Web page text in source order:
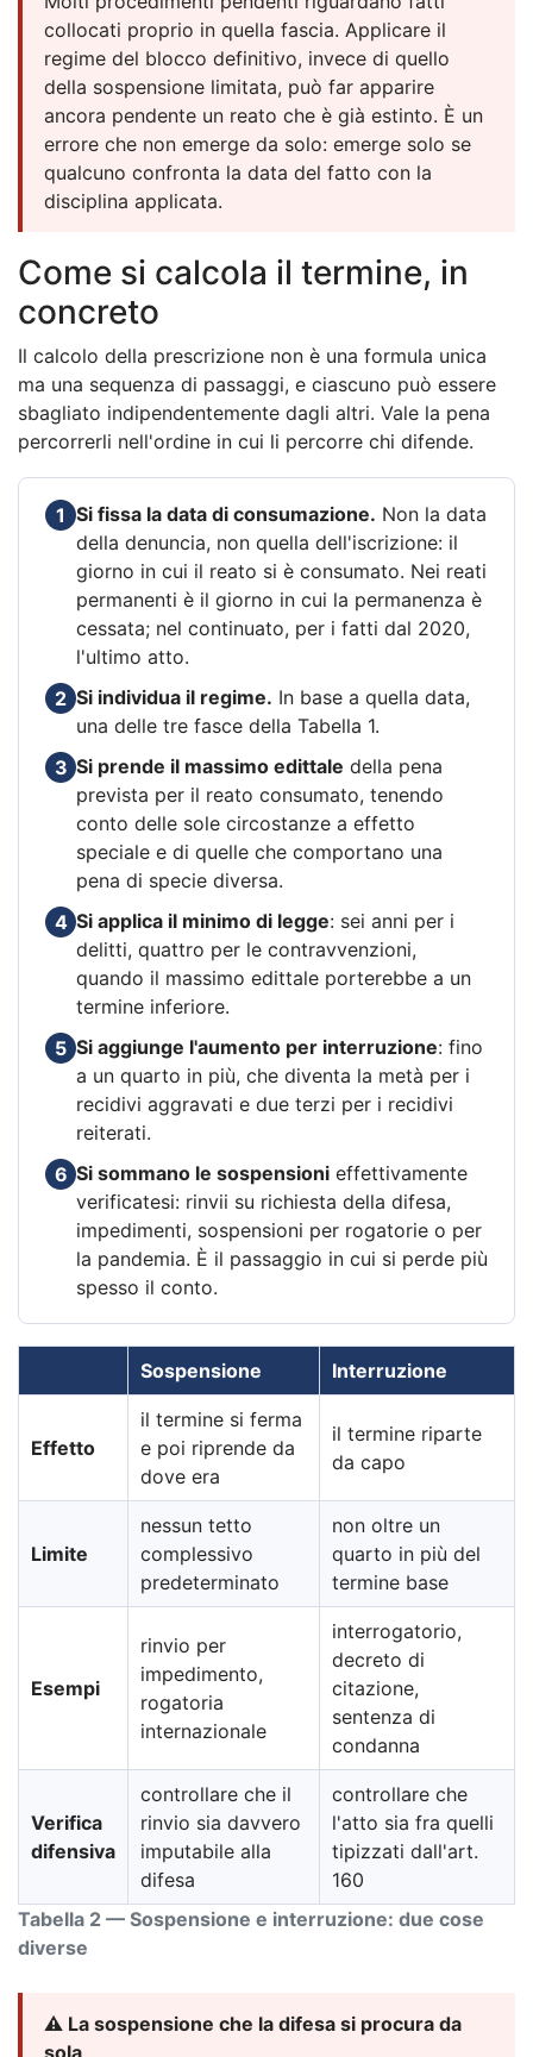
collocati proprio in quella fascia. Applicare il
regime del blocco definitivo, invece di quello
della sospensione limitata, può far apparire
ancora pendente un reato che è già estinto. È un
errore che non emerge da solo: emerge solo se
qualcuno confronta la data del fatto con la
disciplina applicata.
Come si calcola il termine, in
concreto
Il calcolo della prescrizione non è una formula unica
ma una sequenza di passaggi, e ciascuno può essere
sbagliato indipendentemente dagli altri. Vale la pena
percorrerli nell'ordine in cui li percorre chi difende.
1 Si fissa la data di consumazione. Non la data
della denuncia, non quella dell'iscrizione: il
giorno in cui il reato si è consumato. Nei reati
permanenti è il giorno in cui la permanenza è
cessata; nel continuato, per i fatti dal 2020,
l'ultimo atto.
2 Si individua il regime. In base a quella data,
una delle tre fasce della Tabella 1.
3 Si prende il massimo edittale della pena
prevista per il reato consumato, tenendo
conto delle sole circostanze a effetto
speciale e di quelle che comportano una
pena di specie diversa.
4 Si applica il minimo di legge: sei anni per i
delitti, quattro per le contravvenzioni,
quando il massimo edittale porterebbe a un
termine inferiore.
5 Si aggiunge l'aumento per interruzione: fino
a un quarto in più, che diventa la metà per i
recidivi aggravati e due terzi per i recidivi
reiterati.
6 Si sommano le sospensioni effettivamente
verificatesi: rinvii su richiesta della difesa,
impedimenti, sospensioni per rogatorie o per
la pandemia. È il passaggio in cui si perde più
spesso il conto.
Tabella 2 — Sospensione e interruzione: due cose
diverse
Sospensione Interruzione
Effetto
il termine si ferma
e poi riprende da
dove era
il termine riparte
da capo
Limite
nessun tetto
complessivo
predeterminato
non oltre un
quarto in più del
termine base
Esempi
rinvio per
impedimento,
rogatoria
internazionale
interrogatorio,
decreto di
citazione,
sentenza di
condanna
Verifica
difensiva
controllare che il
rinvio sia davvero
imputabile alla
difesa
controllare che
l'atto sia fra quelli
tipizzati dall'art.
160
⚠️ La sospensione che la difesa si procura da
sola